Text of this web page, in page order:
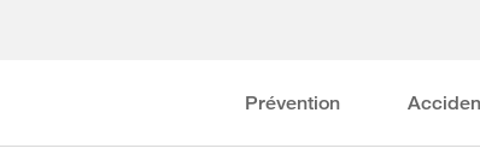
Prévention